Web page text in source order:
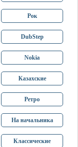
Рок
DubStep
Nokia
Казахские
Ретро
На начальника
Классические